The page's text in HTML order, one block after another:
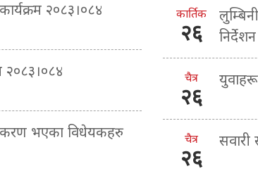
२०८३।०८४
२०८३।०८४
भएका विधेयकहरु
कार्तिक
२६
निर्देशन
चैत्र
२६
चैत्र
२६